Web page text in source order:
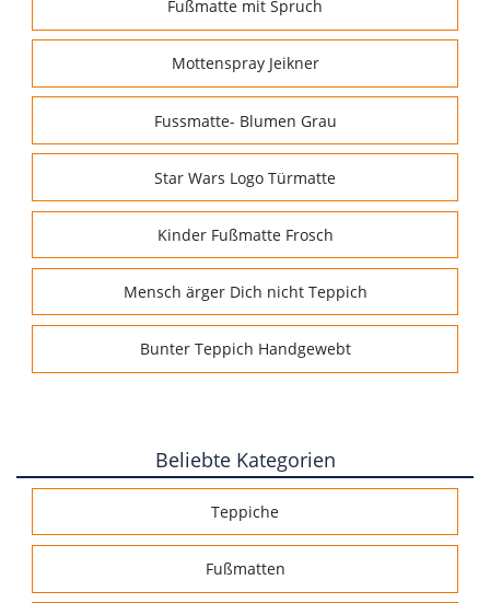
Fußmatte mit Spruch
Mottenspray Jeikner
Fussmatte- Blumen Grau
Star Wars Logo Türmatte
Kinder Fußmatte Frosch
Mensch ärger Dich nicht Teppich
Bunter Teppich Handgewebt
Beliebte Kategorien
Teppiche
Fußmatten